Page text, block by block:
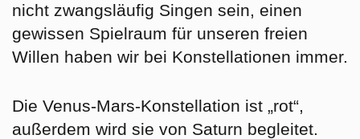
nicht zwangsläufig Singen sein, einen
gewissen Spielraum für unseren freien
Willen haben wir bei Konstellationen immer.
Die Venus-Mars-Konstellation ist „rot“,
außerdem wird sie von Saturn begleitet.